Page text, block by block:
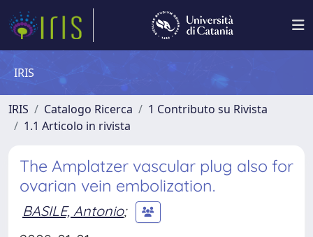
IRIS
IRIS Catalogo Ricerca
1 Contributo su Rivista
1.1 Articolo in rivista
The Amplatzer vascular plug also for
ovarian vein embolization.
BASILE, Antonio;